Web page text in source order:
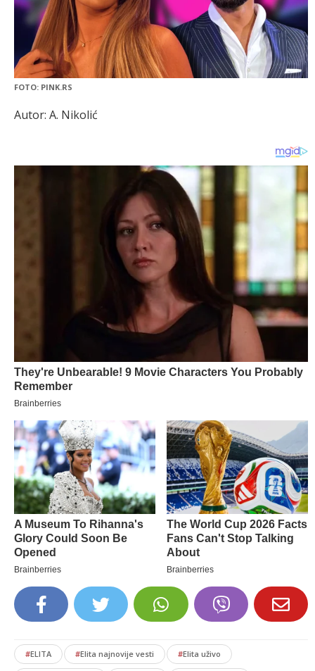
FOTO: PINK.RS
Autor: A. Nikolić
#ELITA #Elita najnovije vesti #Elita uživo